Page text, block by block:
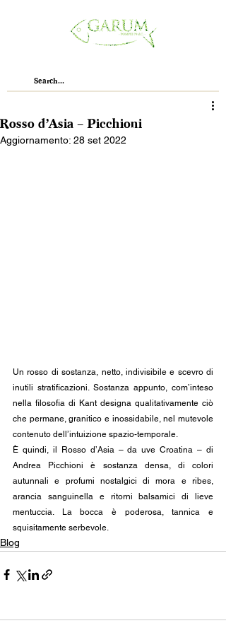
Rosso d’Asia – Picchioni
Aggiornamento: 28 set 2022
Un rosso di sostanza, netto, indivisibile e scevro di
inutili stratificazioni. Sostanza appunto, com’inteso
nella filosofia di Kant designa qualitativamente ciò
che permane, granitico e inossidabile, nel mutevole
contenuto dell’intuizione spazio-temporale.
È quindi, il Rosso d’Asia – da uve Croatina – di
Andrea Picchioni è sostanza densa, di colori
autunnali e profumi nostalgici di mora e ribes,
arancia sanguinella e ritorni balsamici di lieve
mentuccia. La bocca è poderosa, tannica e
squisitamente serbevole.
Blog